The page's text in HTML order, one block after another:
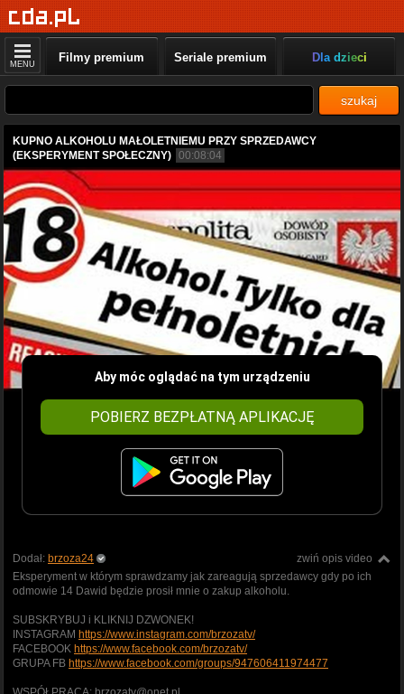
MENU Filmy premium Seriale premium Dla dzieci
szukaj
KUPNO ALKOHOLU MAŁOLETNIEMU PRZY SPRZEDAWCY
(EKSPERYMENT SPOŁECZNY) 00:08:04
Aby móc oglądać na tym urządzeniu
POBIERZ BEZPŁATNĄ APLIKACJĘ
zwiń opis video
Dodał: brzoza24
Eksperyment w którym sprawdzamy jak zareagują sprzedawcy gdy po ich
odmowie 14 Dawid będzie prosił mnie o zakup alkoholu.
SUBSKRYBUJ i KLIKNIJ DZWONEK!
INSTAGRAM https://www.instagram.com/brzozatv/
FACEBOOK https://www.facebook.com/brzozatv/
GRUPA FB https://www.facebook.com/groups/947606411974477